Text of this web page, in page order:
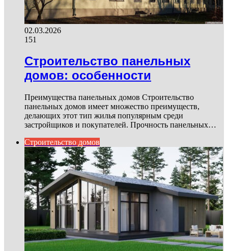
02.03.2026
151
Строительство панельных
домов: особенности
Преимущества панельных домов Строительство
панельных домов имеет множество преимуществ,
делающих этот тип жилья популярным среди
застройщиков и покупателей. Прочность панельных…
Строительство домов